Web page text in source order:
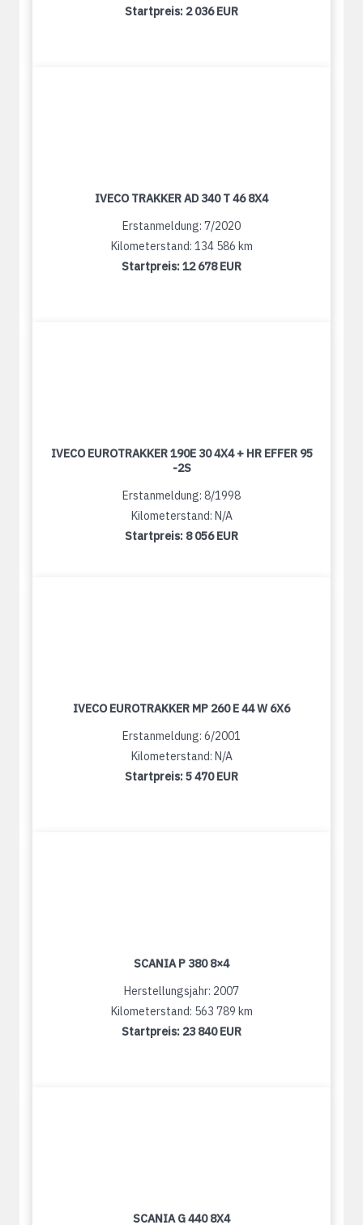
Startpreis: 2 036 EUR
IVECO TRAKKER AD 340 T 46 8X4
Erstanmeldung: 7/2020
Kilometerstand: 134 586 km
Startpreis:12 678 EUR
IVECO EUROTRAKKER 190E 30 4X4 + HR EFFER 95
-2S
Erstanmeldung: 8/1998
Kilometerstand: N/A
Startpreis: 8 056 EUR
IVECO EUROTRAKKER MP 260 E 44 W 6X6
Erstanmeldung: 6/2001
Kilometerstand: N/A
Startpreis:5 470 EUR
SCANIA P 380 8×4
Herstellungsjahr: 2007
Kilometerstand: 563 789 km
Startpreis: 23 840 EUR
SCANIA G 440 8X4